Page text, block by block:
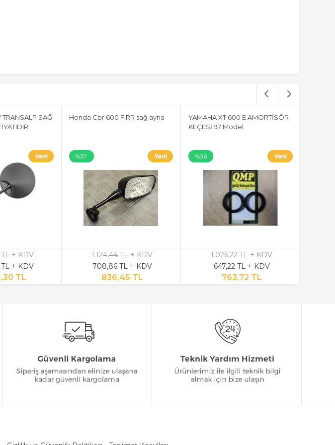
SAĞ
+ KDV
+ KDV
TL
Honda Cbr 600 F RR sağ ayna
%37
1.124,44 TL + KDV
708,86 TL + KDV
836,45 TL
YAMAHA XT 600 E AMORTİSÖR
KEÇESİ 97 Model
%36
1.026,22 TL + KDV
647,22 TL + KDV
763,72 TL